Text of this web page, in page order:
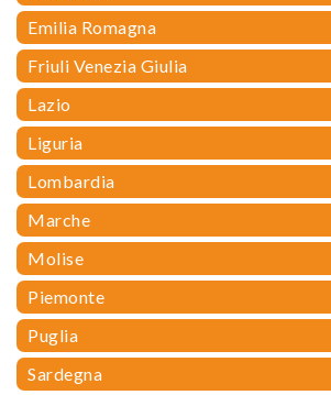
Emilia Romagna
Friuli Venezia Giulia
Lazio
Liguria
Lombardia
Marche
Molise
Piemonte
Puglia
Sardegna